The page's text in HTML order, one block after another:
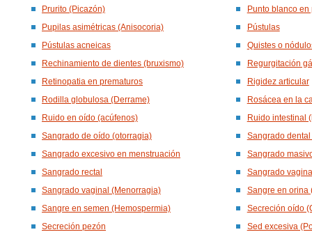
Prurito (Picazón)
Punto blanco
Pupilas asimétricas (Anisocoria)
Pústulas
Pústulas acneicas
Quistes o
Rechinamiento de dientes (bruxismo)
Regurgitación
Retinopatia en prematuros
Rigidez articular
Rodilla globulosa (Derrame)
Rosácea en la
Ruido en oído (acúfenos)
Ruido intestinal
Sangrado de oído (otorragia)
Sangrado
Sangrado excesivo en menstruación
Sangrado
Sangrado rectal
Sangrado
Sangrado vaginal (Menorragia)
Sangre en orina
Sangre en semen (Hemospermia)
Secreción oído
Secreción pezón
Sed excesiva